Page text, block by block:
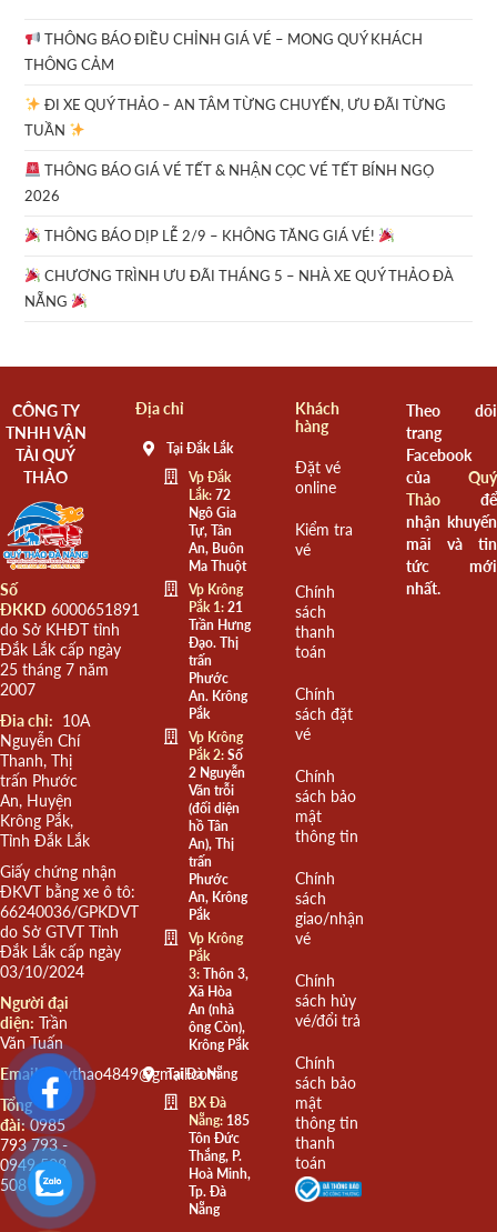
THÔNG BÁO ĐIỀU CHỈNH GIÁ VÉ – MONG QUÝ KHÁCH
THÔNG CẢM
ĐI XE QUÝ THẢO – AN TÂM TỪNG CHUYẾN, ƯU ĐÃI TỪNG
TUẦN
THÔNG BÁO GIÁ VÉ TẾT & NHẬN CỌC VÉ TẾT BÍNH NGỌ
2026
THÔNG BÁO DỊP LỄ 2/9 – KHÔNG TĂNG GIÁ VÉ!
CHƯƠNG TRÌNH ƯU ĐÃI THÁNG 5 – NHÀ XE QUÝ THẢO ĐÀ
NẴNG
CÔNG TY
TNHH VẬN
TẢI QUÝ
THẢO
Số
ĐKKD 6000651891
do Sở KHĐT tỉnh
Đắk Lắk cấp ngày
25 tháng 7 năm
2007
Đia chỉ: 10A
Nguyễn Chí
Thanh, Thị
trấn Phước
An, Huyện
Krông Pắk,
Tỉnh Đắk Lắk
Giấy chứng nhận
ĐKVT bằng xe ô tô:
66240036/GPKDVT
do Sở GTVT Tỉnh
Đắk Lắk cấp ngày
03/10/2024
Người đại
diện: Trần
Văn Tuấn
Email: quythao4849@gmail.com
Tổng
đài:0985
793 793 -
0949 508
508
Địa chỉ
Tại Đắk Lắk
Vp Đắk
Lắk:72
Ngô Gia
Tự, Tân
An, Buôn
Ma Thuột
Vp Krông
Pắk 1:21
Trần Hưng
Đạo. Thị
trấn
Phước
An. Krông
Pắk
Vp Krông
Pắk 2:Số
2 Nguyễn
Văn trỗi
(đối diện
hồ Tân
An), Thị
trấn
Phước
An, Krông
Pắk
Vp Krông
Pắk
3:Thôn 3,
Xã Hòa
An (nhà
ông Còn),
Krông Pắk
Tại Đà Nẵng
BX Đà
Nẵng:185
Tôn Đức
Thắng, P.
Hoà Minh,
Tp. Đà
Nẵng
Khách
hàng
Đặt vé
online
Kiểm tra
vé
Chính
sách
thanh
toán
Chính
sách đặt
vé
Chính
sách bảo
mật
thông tin
Chính
sách
giao/nhận
vé
Chính
sách hủy
vé/đổi trả
Chính
sách bảo
mật
thông tin
thanh
toán
Theo dõi
trang
Facebook
của Quý
Thảođể
nhận khuyến
mãi và tin
tức mới
nhất.